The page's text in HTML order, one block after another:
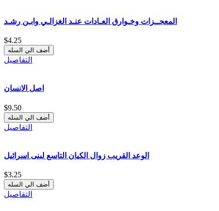
المعجــزات وخـوارق العـادات عنـد الغزالـي وابـن رشـد
$4.25
التفاصيل
اصل الانسان
$9.50
التفاصيل
الوعد القريب زوال الكيان التاسع لبنى اسرائيل
$3.25
التفاصيل